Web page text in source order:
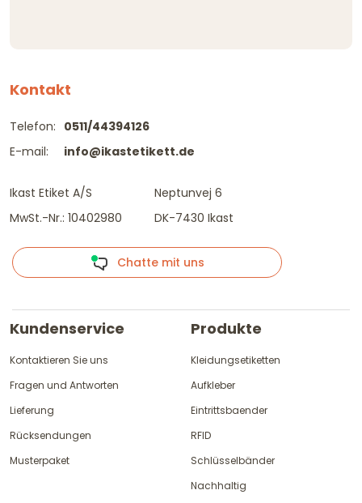
Kontakt
Telefon:
E-mail:
0511/44394126
info@ikastetikett.de
Ikast Etiket A/S
MwSt.-Nr.: 10402980
Neptunvej 6
DK-7430 Ikast
Chatte mit uns
Kundenservice
Kontaktieren Sie uns
Fragen und Antworten
Lieferung
Rücksendungen
Musterpaket
Produkte
Kleidungsetiketten
Aufkleber
Eintrittsbaender
RFID
Schlüsselbänder
Nachhaltig